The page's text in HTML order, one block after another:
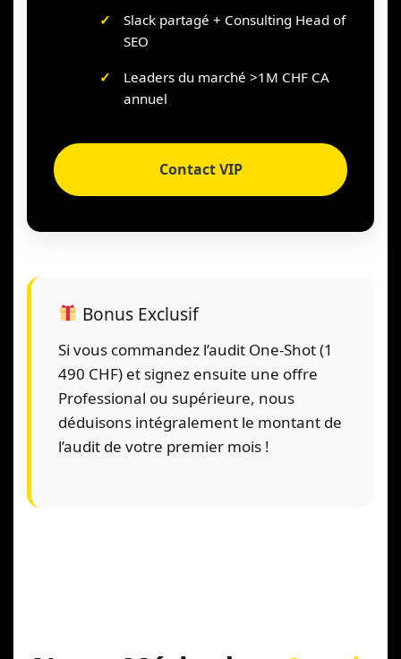
Slack partagé + Consulting Head of
SEO
Leaders du marché >1M CHF CA
annuel
Contact VIP
Bonus Exclusif
Si vous commandez l’audit One-Shot (1
490 CHF) et signez ensuite une offre
Professional ou supérieure, nous
déduisons intégralement le montant de
l’audit de votre premier mois !